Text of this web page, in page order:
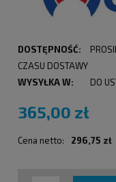
DOSTĘPNOŚĆ:
CZASU DOSTAWY
WYSYŁKA W:
DO
365,00 zł
Cena netto: 296,75 zł